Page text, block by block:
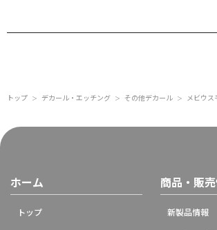
トップ ＞ デカール・エッチング ＞ その他デカール ＞ メビウス
ホーム
トップ
商品・販
新製品情報